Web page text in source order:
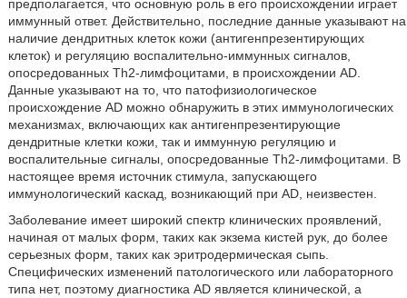
предполагается, что основную роль в его происхождении играет
иммунный ответ. Действительно, последние данные указывают на
наличие дендритных клеток кожи (антигенпрезентирующих
клеток) и регуляцию воспалительно-иммунных сигналов,
опосредованных Тh2-лимфоцитами, в происхождении AD.
Данные указывают на то, что патофизиологическое
происхождение AD можно обнаружить в этих иммунологических
механизмах, включающих как антигенпрезентирующие
дендритные клетки кожи, так и иммунную регуляцию и
воспалительные сигналы, опосредованные Тh2-лимфоцитами. В
настоящее время источник стимула, запускающего
иммунологический каскад, возникающий при AD, неизвестен.
Заболевание имеет широкий спектр клинических проявлений,
начиная от малых форм, таких как экзема кистей рук, до более
серьезных форм, таких как эритродермическая сыпь.
Специфических изменений патологического или лабораторного
типа нет, поэтому диагностика AD является клинической, а